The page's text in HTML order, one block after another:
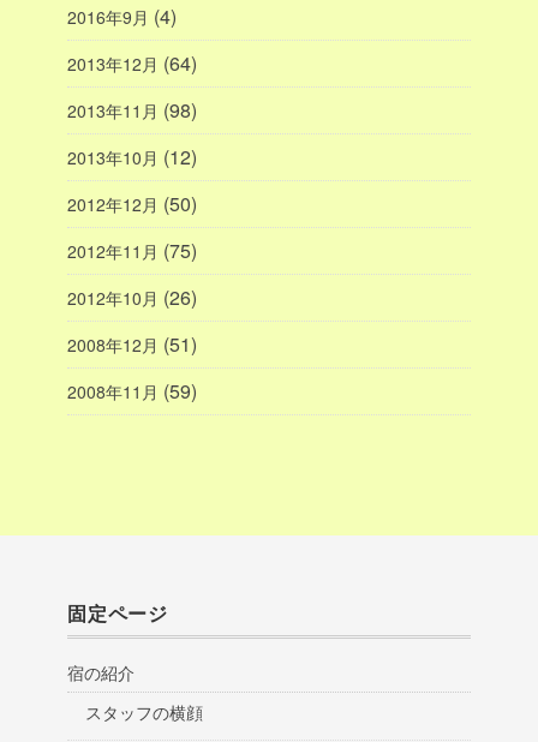
2016年9月 (4)
2013年12月 (64)
2013年11月 (98)
2013年10月 (12)
2012年12月 (50)
2012年11月 (75)
2012年10月 (26)
2008年12月 (51)
2008年11月 (59)
固定ページ
宿の紹介
スタッフの横顔